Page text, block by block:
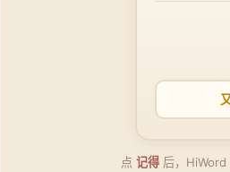
点 记得 后，HiWord